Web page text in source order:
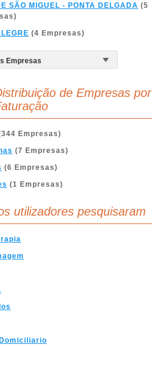
SÃO MIGUEL - PONTA DELGADA (5
(4 Empresas)
de Empresas por
Empresas)
(7 Empresas)
(6 Empresas)
(1 Empresas)
utilizadores pesquisaram